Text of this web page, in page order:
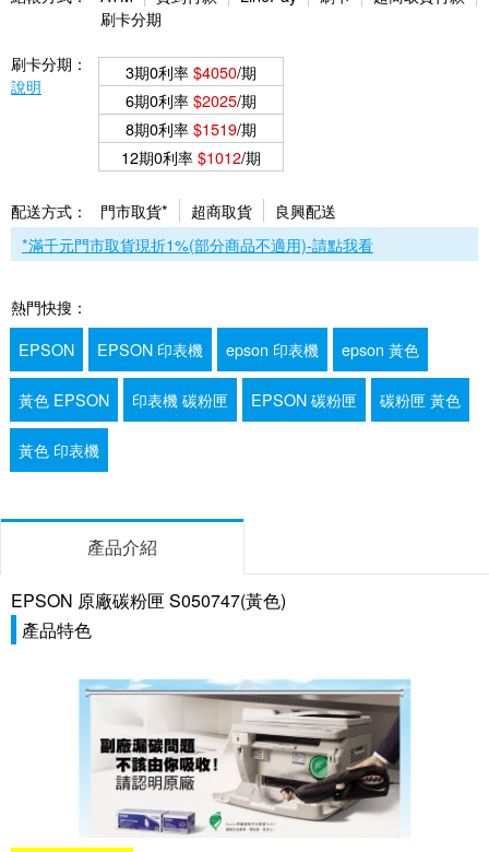
刷卡分期
刷卡分期：
說明
3期0利率$4050/期
6期0利率$2025/期
8期0利率$1519/期
12期0利率$1012/期
配送方式： 門市取貨* 超商取貨
良興配送
*滿千元門市取貨現折1%(部分商品不適用)-請點我看
熱門快搜：
EPSON
EPSON 印表機 epson 印表機 epson 黃色
黃色 EPSON 印表機 碳粉匣 EPSON 碳粉匣 碳粉匣 黃色
黃色 印表機
產品介紹
EPSON 原廠碳粉匣 S050747(黃色)
產品特色